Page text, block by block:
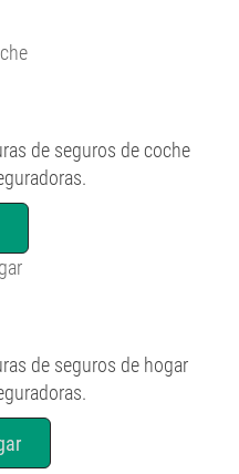
de seguros de coche
de seguros de hogar